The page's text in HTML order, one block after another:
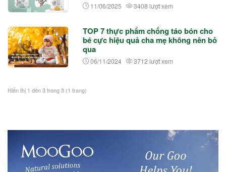
11/06/2025 3408 lượt xem
TOP 7 thực phẩm chống táo bón cho
bé cực hiệu quả cha mẹ không nên bỏ
qua
06/11/2024 3712 lượt xem
Hiển thị 1 đến 3 trong 3 (1 trang)